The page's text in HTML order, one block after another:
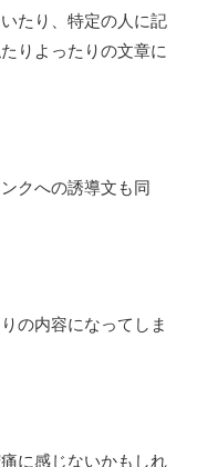
たり、特定の人に記
りよったりの文章に
クへの誘導文も同
の内容になってしま
に感じないかもしれ